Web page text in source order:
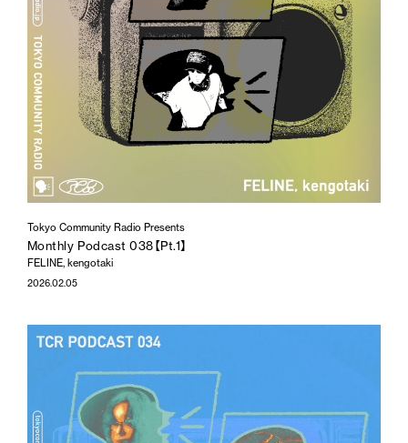
Tokyo Community Radio Presents
Monthly Podcast 038【Pt.1】
FELINE, kengotaki
2026.02.05